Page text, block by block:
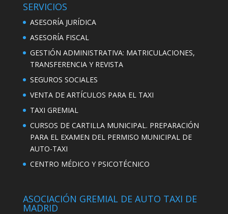
SERVICIOS
ASESORÍA JURÍDICA
ASESORÍA FISCAL
GESTIÓN ADMINISTRATIVA: MATRICULACIONES,
TRANSFERENCIA Y REVISTA
SEGUROS SOCIALES
VENTA DE ARTÍCULOS PARA EL TAXI
TAXI GREMIAL
CURSOS DE CARTILLA MUNICIPAL. PREPARACIÓN
PARA EL EXAMEN DEL PERMISO MUNICIPAL DE
AUTO-TAXI
CENTRO MÉDICO Y PSICOTÉCNICO
ASOCIACIÓN GREMIAL DE AUTO TAXI DE
MADRID